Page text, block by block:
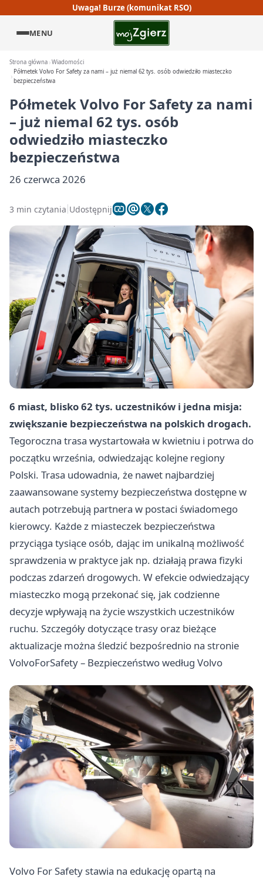
Uwaga! Burze (komunikat RSO)
MENU
Strona główna Wiadomości
Półmetek Volvo For Safety za nami – już niemal 62 tys. osób odwiedziło miasteczko
bezpieczeństwa
Półmetek Volvo For Safety za nami
– już niemal 62 tys. osób
odwiedziło miasteczko
bezpieczeństwa
26 czerwca 2026
3 min czytania Udostępnij
6 miast, blisko 62 tys. uczestników i jedna misja:
zwiększanie bezpieczeństwa na polskich drogach.
Tegoroczna trasa wystartowała w kwietniu i potrwa do
początku września, odwiedzając kolejne regiony
Polski. Trasa udowadnia, że nawet najbardziej
zaawansowane systemy bezpieczeństwa dostępne w
autach potrzebują partnera w postaci świadomego
kierowcy. Każde z miasteczek bezpieczeństwa
przyciąga tysiące osób, dając im unikalną możliwość
sprawdzenia w praktyce jak np. działają prawa fizyki
podczas zdarzeń drogowych. W efekcie odwiedzający
miasteczko mogą przekonać się, jak codzienne
decyzje wpływają na życie wszystkich uczestników
ruchu. Szczegóły dotyczące trasy oraz bieżące
aktualizacje można śledzić bezpośrednio na stronie
VolvoForSafety – Bezpieczeństwo według Volvo
Volvo For Safety stawia na edukację opartą na